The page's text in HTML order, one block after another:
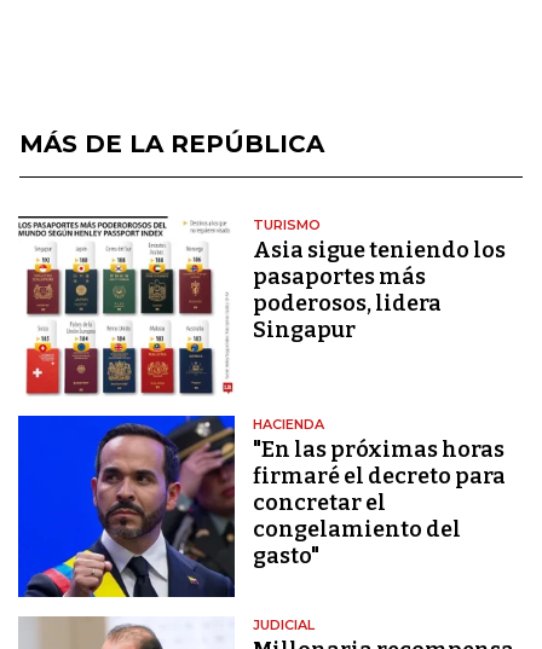
MÁS DE LA REPÚBLICA
TURISMO
Asia sigue teniendo los
pasaportes más
poderosos, lidera
Singapur
HACIENDA
"En las próximas horas
firmaré el decreto para
concretar el
congelamiento del
gasto"
JUDICIAL